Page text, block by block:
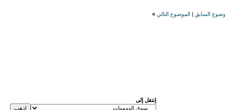
السابق الموضوع التالي »
إنتقل إلى